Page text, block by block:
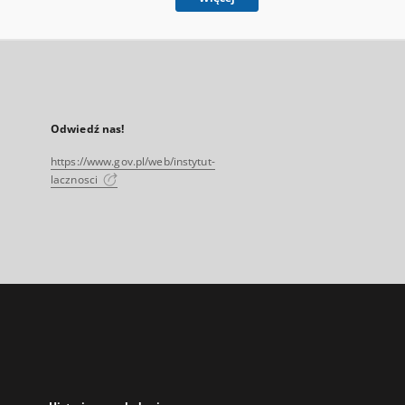
Odwiedź nas!
https://www.gov.pl/web/instytut-
lacznosci